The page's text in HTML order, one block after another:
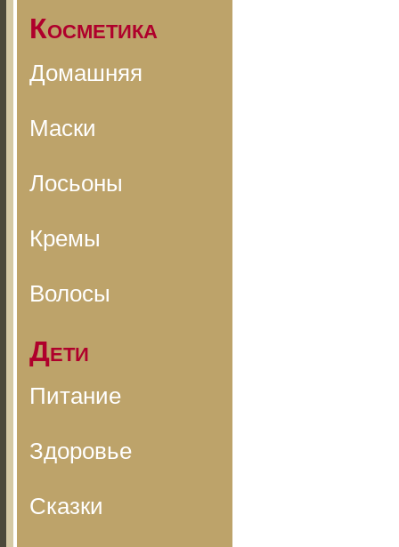
Косметика
Домашняя
Маски
Лосьоны
Кремы
Волосы
Дети
Питание
Здоровье
Сказки